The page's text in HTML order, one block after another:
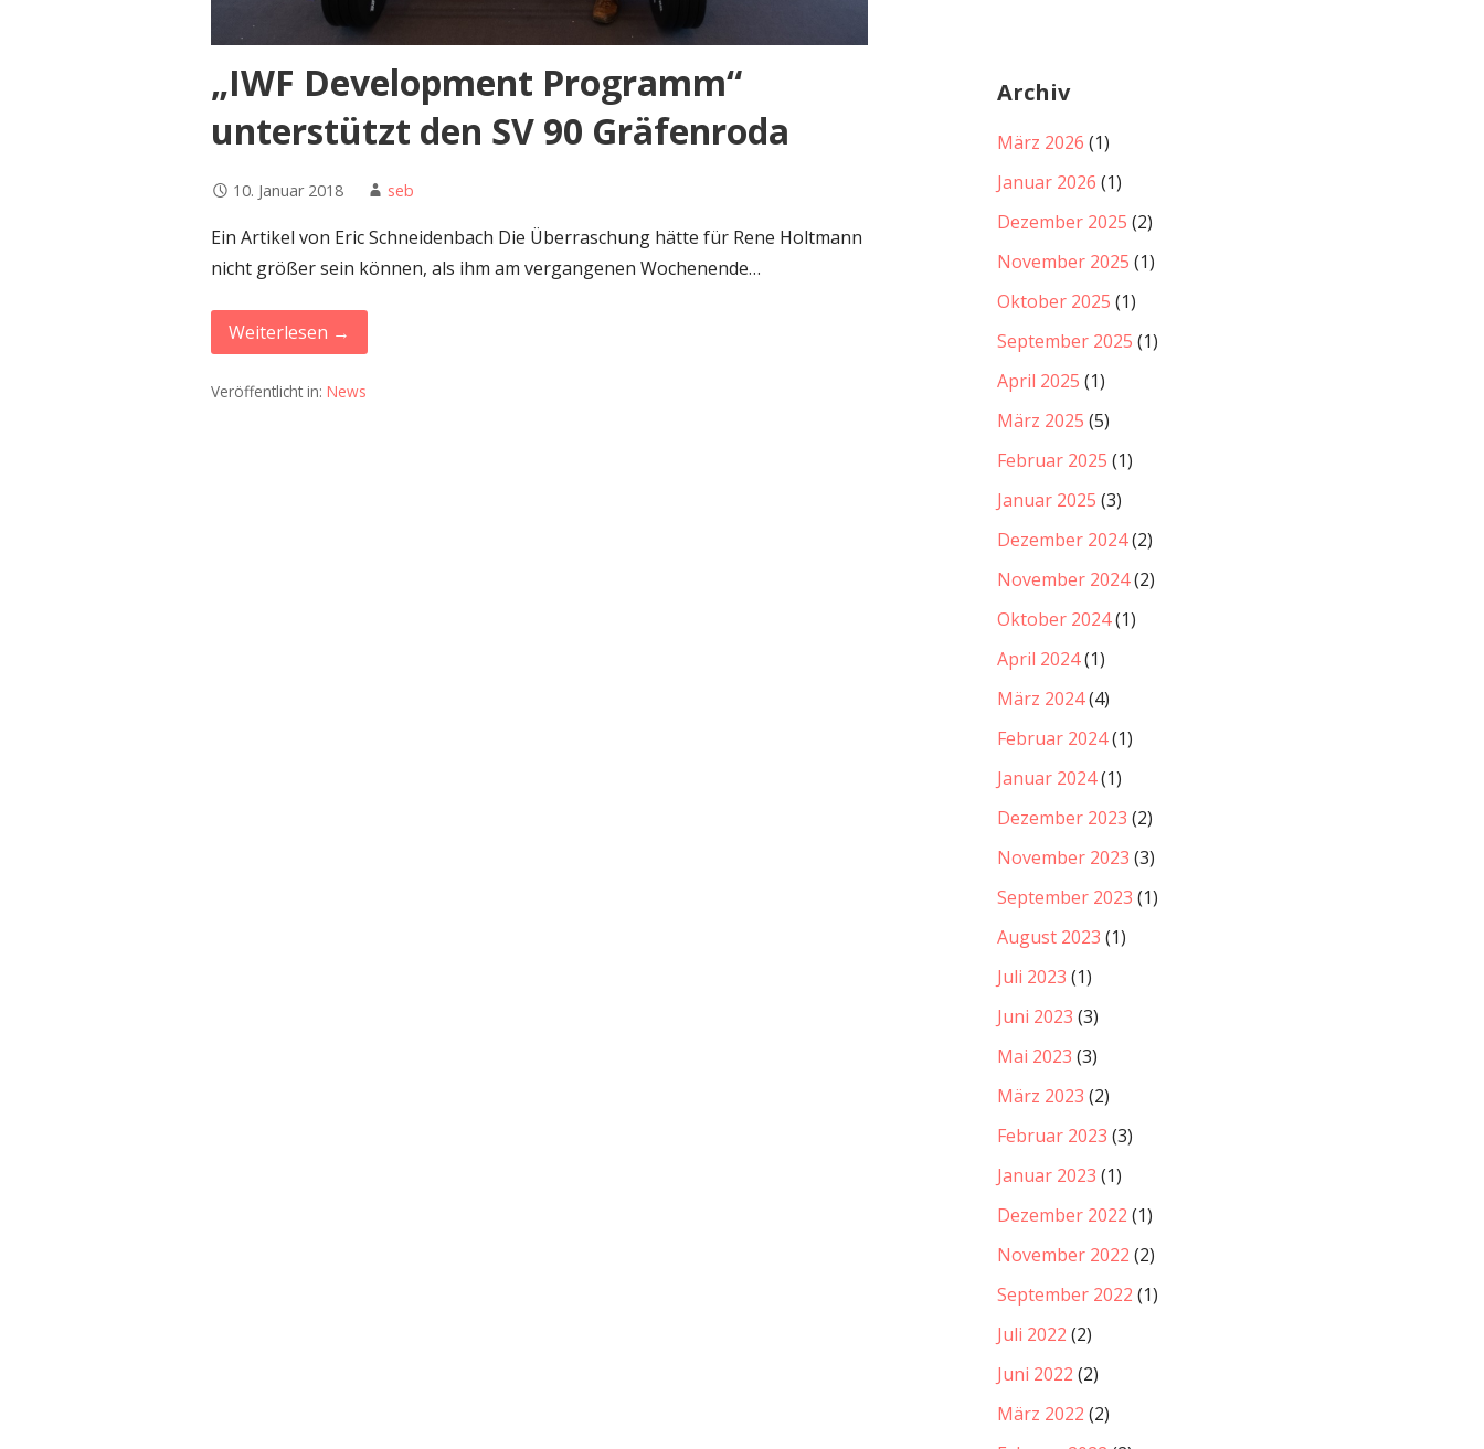
„IWF Development Programm“
unterstützt den SV 90 Gräfenroda
10. Januar 2018 seb
Ein Artikel von Eric Schneidenbach Die Überraschung hätte für Rene Holtmann
nicht größer sein können, als ihm am vergangenen Wochenende…
Weiterlesen →
Veröffentlicht in:News
Archiv
März 2026 (1)
Januar 2026 (1)
Dezember 2025 (2)
November 2025 (1)
Oktober 2025 (1)
September 2025 (1)
April 2025 (1)
März 2025 (5)
Februar 2025 (1)
Januar 2025 (3)
Dezember 2024(2)
November 2024(2)
Oktober 2024(1)
April 2024(1)
März 2024(4)
Februar 2024(1)
Januar 2024(1)
Dezember 2023 (2)
November 2023 (3)
September 2023 (1)
August 2023 (1)
Juli 2023 (1)
Juni 2023 (3)
Mai 2023 (3)
März 2023 (2)
Februar 2023 (3)
Januar 2023 (1)
Dezember 2022 (1)
November 2022 (2)
September 2022 (1)
Juli 2022 (2)
Juni 2022 (2)
März 2022 (2)